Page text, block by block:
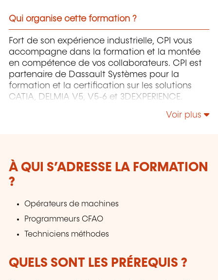
Qui organise cette formation ?
Fort de son expérience industrielle, CPI vous
accompagne dans la formation et la montée
en compétence de vos collaborateurs. CPI est
partenaire de Dassault Systèmes pour la
formation et la certification sur les solutions
CATIA, DELMIA V5, V5-6 et 3DEXPERIENCE.
Voir plus
À QUI S’ADRESSE LA FORMATION
?
Opérateurs de machines
Programmeurs CFAO
Techniciens méthodes
QUELS SONT LES PRÉREQUIS ?